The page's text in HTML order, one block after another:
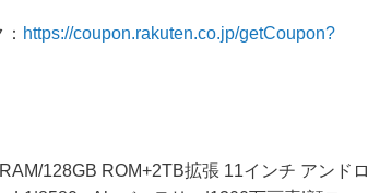
https://coupon.rakuten.co.jp/getCoupon?
128GB ROM+2TB拡張 11インチ アンドロ